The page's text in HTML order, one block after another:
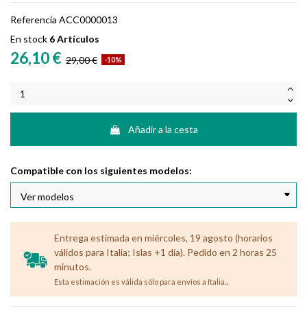
Referencia ACC0000013
En stock 6 Artículos
26,10 € 29,00 € -10%
Añadir a la cesta
Compatible con los siguientes modelos:
Entrega estimada en miércoles, 19 agosto (horarios
válidos para Italia; Islas +1 día). Pedido en 2 horas 25
minutos.
Esta estimación es válida sólo para envíos a Italia. .